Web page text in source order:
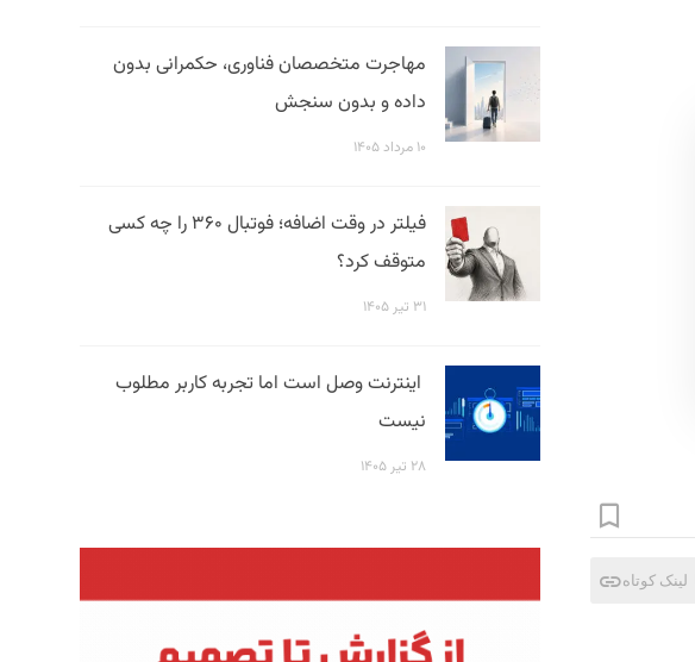
لینک کوتاه
مهاجرت متخصصان فناوری، حکمرانی بدون
داده و بدون سنجش
۱۰ مرداد ۱۴۰۵
فیلتر در وقت اضافه؛ فوتبال ۳۶۰ را چه کسی
متوقف کرد؟
۳۱ تیر ۱۴۰۵
اینترنت وصل است اما تجربه کاربر مطلوب
نیست
۲۸ تیر ۱۴۰۵